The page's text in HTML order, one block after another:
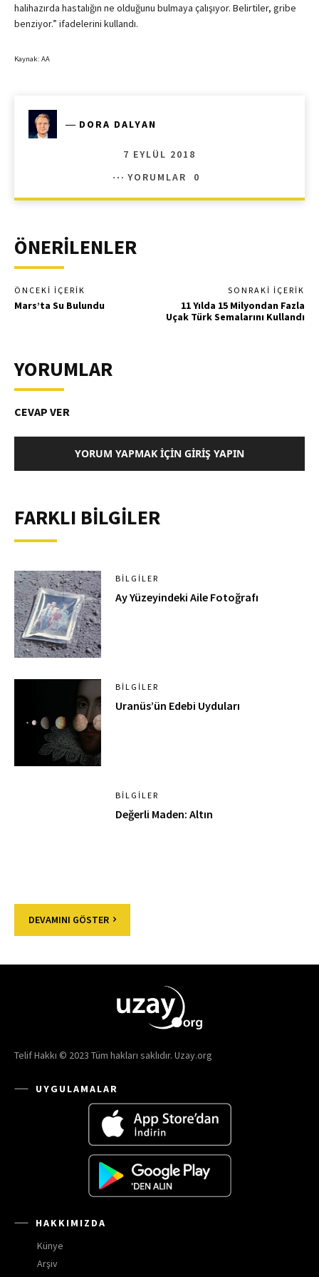
halihazırda hastalığın ne olduğunu bulmaya çalışıyor. Belirtiler, gribe
benziyor.” ifadelerini kullandı.
Kaynak: AA
― DORA DALYAN
7 EYLÜL 2018
YORUMLAR
0
ÖNERİLENLER
ÖNCEKI İÇERIK
Mars’ta Su Bulundu
SONRAKI İÇERIK
11 Yılda 15 Milyondan Fazla
Uçak Türk Semalarını Kullandı
YORUMLAR
CEVAP VER
YORUM YAPMAK İÇIN GIRIŞ YAPIN
FARKLI BİLGİLER
BILGILER
Ay Yüzeyindeki Aile Fotoğrafı
BILGILER
Uranüs’ün Edebi Uyduları
BILGILER
Değerli Maden: Altın
DEVAMINI GÖSTER
Telif Hakkı © 2023 Tüm hakları saklıdır. Uzay.org
UYGULAMALAR
HAKKIMIZDA
Künye
Arşiv